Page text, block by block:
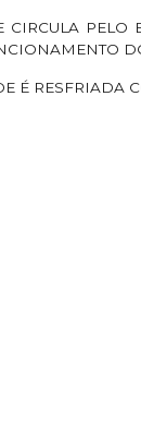
CIRCULA PELO
É RESFRIADA